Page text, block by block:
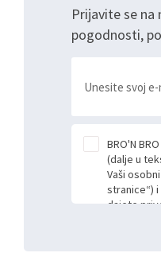
Prijavite se
pogodnosti,
BRO'N
(dalje u
Vaši
stranice“)
dajete
Mae.hr
poslan
niste